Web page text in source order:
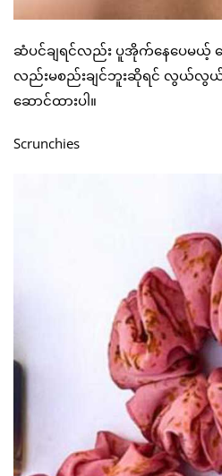
ဆံပင်ချရင်လည်း ပူအိုက်နေပေမယ့်
လည်းမစည်းချင်ဘူးဆိုရင် လွယ်လွယ်
ဆောင်ထားပါ။
Scrunchies